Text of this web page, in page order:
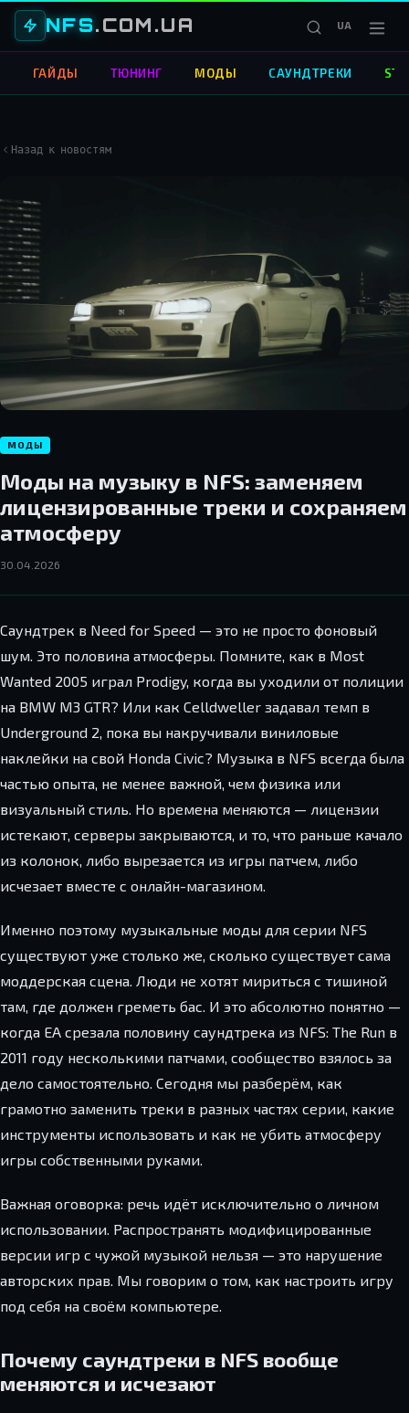
NFS.COM.UA UA
ГАЙДЫ ТЮНИНГ МОДЫ САУНДТРЕКИ
Назад к новостям
МОДЫ
Моды на музыку в NFS: заменяем
лицензированные треки и сохраняем
атмосферу
30.04.2026
Саундтрек в Need for Speed — это не просто фоновый
шум. Это половина атмосферы. Помните, как в Most
Wanted 2005 играл Prodigy, когда вы уходили от полиции
на BMW M3 GTR? Или как Celldweller задавал темп в
Underground 2, пока вы накручивали виниловые
наклейки на свой Honda Civic? Музыка в NFS всегда была
частью опыта, не менее важной, чем физика или
визуальный стиль. Но времена меняются — лицензии
истекают, серверы закрываются, и то, что раньше качало
из колонок, либо вырезается из игры патчем, либо
исчезает вместе с онлайн-магазином.
Именно поэтому музыкальные моды для серии NFS
существуют уже столько же, сколько существует сама
моддерская сцена. Люди не хотят мириться с тишиной
там, где должен греметь бас. И это абсолютно понятно —
когда EA срезала половину саундтрека из NFS: The Run в
2011 году несколькими патчами, сообщество взялось за
дело самостоятельно. Сегодня мы разберём, как
грамотно заменить треки в разных частях серии, какие
инструменты использовать и как не убить атмосферу
игры собственными руками.
Важная оговорка: речь идёт исключительно о личном
использовании. Распространять модифицированные
версии игр с чужой музыкой нельзя — это нарушение
авторских прав. Мы говорим о том, как настроить игру
под себя на своём компьютере.
Почему саундтреки в NFS вообще
меняются и исчезают